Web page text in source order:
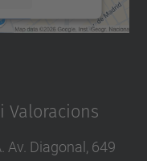
Valoracions
Av. Diagonal, 649